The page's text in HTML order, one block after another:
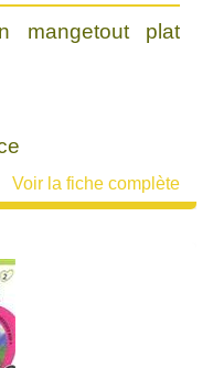
mangetout plat
Voir la fiche complète